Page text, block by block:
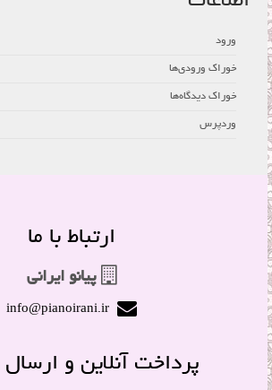
ورود
خوراک ورودی‌ها
خوراک دیدگاه‌ها
وردپرس
ارتباط با ما
پیانو ایرانی
پرداخت آنلاین و ارسال